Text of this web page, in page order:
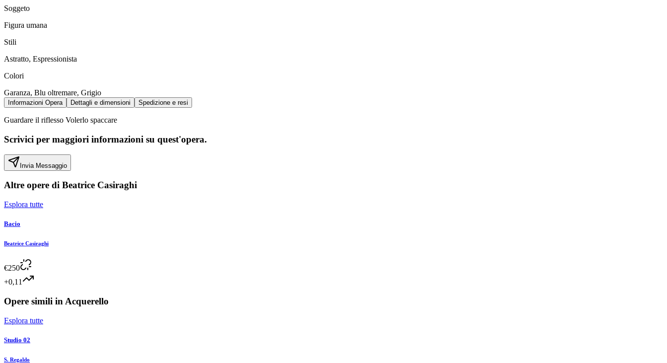
Soggeto
Figura umana
Stili
Astratto, Espressionista
Colori
Garanza, Blu oltremare, Grigio
Informazioni Opera Dettagli e dimensioni Spedizione e resi
Guardare il riflesso Volerlo spaccare
Scrivici per maggiori informazioni su quest'opera.
Invia Messaggio
Altre opere di Beatrice Casiraghi
Esplora tutte
Bacio
Beatrice Casiraghi
€250
+0,11
Opere simili in Acquerello
Esplora tutte
Studio 02
S. Regaldo